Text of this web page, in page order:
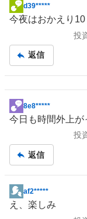
掲
示
事
d39*****
今夜はおかえり
投
返信
掲
示
事
8e8*****
今日も時間外上が
投
返信
掲
示
af2*****
え、楽しみ